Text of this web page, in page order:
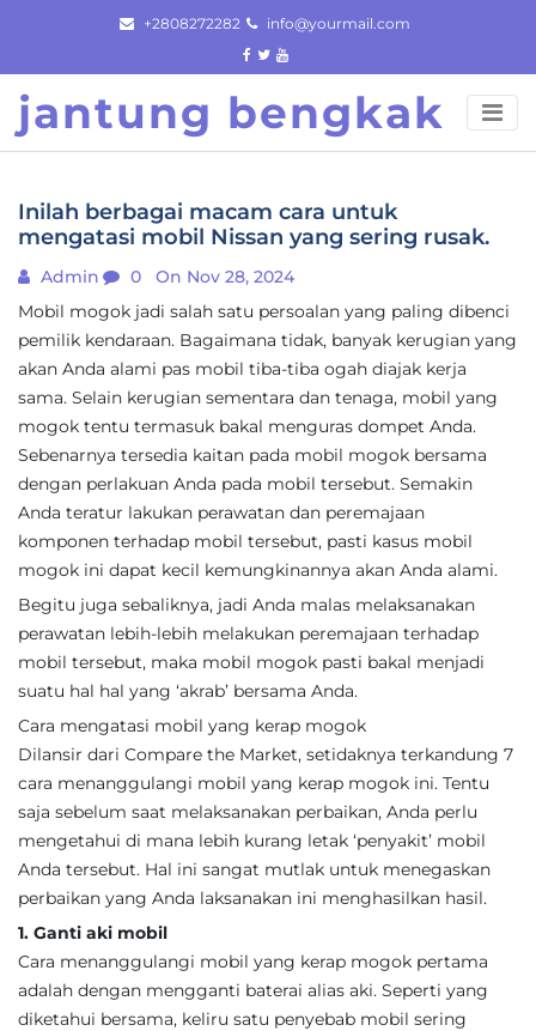
content
+2808272282 info@yourmail.com
jantung bengkak
Inilah berbagai macam cara untuk
mengatasi mobil Nissan yang sering rusak.
Admin 0
On Nov 28, 2024
Mobil mogok jadi salah satu persoalan yang paling dibenci
pemilik kendaraan. Bagaimana tidak, banyak kerugian yang
akan Anda alami pas mobil tiba-tiba ogah diajak kerja
sama. Selain kerugian sementara dan tenaga, mobil yang
mogok tentu termasuk bakal menguras dompet Anda.
Sebenarnya tersedia kaitan pada mobil mogok bersama
dengan perlakuan Anda pada mobil tersebut. Semakin
Anda teratur lakukan perawatan dan peremajaan
komponen terhadap mobil tersebut, pasti kasus mobil
mogok ini dapat kecil kemungkinannya akan Anda alami.
Begitu juga sebaliknya, jadi Anda malas melaksanakan
perawatan lebih-lebih melakukan peremajaan terhadap
mobil tersebut, maka mobil mogok pasti bakal menjadi
suatu hal hal yang ‘akrab’ bersama Anda.
Cara mengatasi mobil yang kerap mogok
Dilansir dari Compare the Market, setidaknya terkandung 7
cara menanggulangi mobil yang kerap mogok ini. Tentu
saja sebelum saat melaksanakan perbaikan, Anda perlu
mengetahui di mana lebih kurang letak ‘penyakit’ mobil
Anda tersebut. Hal ini sangat mutlak untuk menegaskan
perbaikan yang Anda laksanakan ini menghasilkan hasil.
1. Ganti aki mobil
Cara menanggulangi mobil yang kerap mogok pertama
adalah dengan mengganti baterai alias aki. Seperti yang
diketahui bersama, keliru satu penyebab mobil sering